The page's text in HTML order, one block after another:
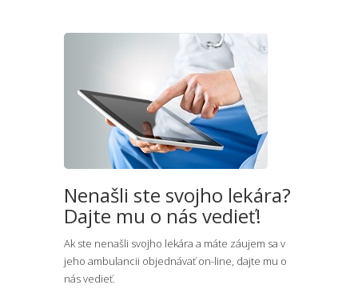
Nenašli ste svojho lekára?
Dajte mu o nás vedieť!
Ak ste nenašli svojho lekára a máte záujem sa v
jeho ambulancii objednávať on-line, dajte mu o
nás vedieť.